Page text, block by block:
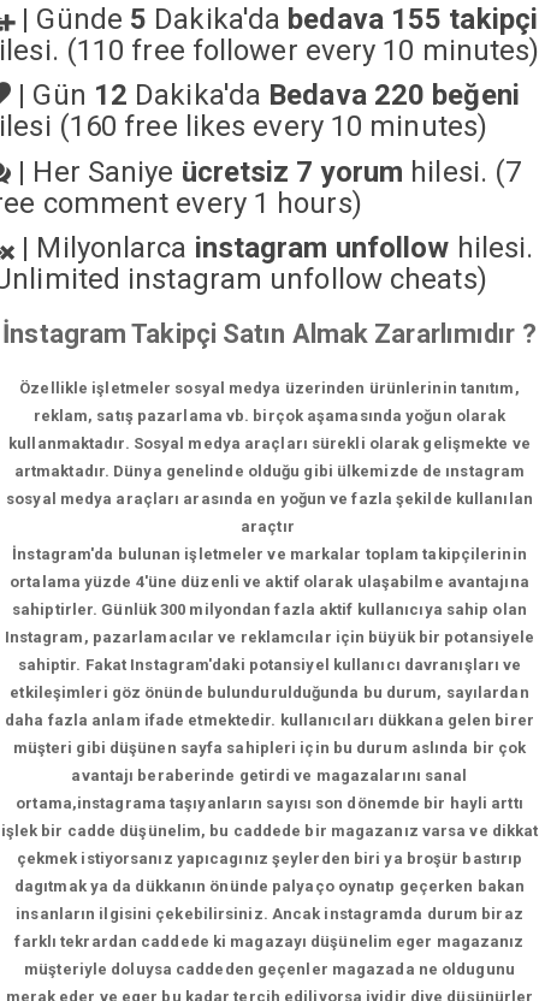
| Günde 5 Dakika'da bedava 155 takipçi
(110 free follower every 10 minutes)
| Gün 12 Dakika'da Bedava 220 beğeni
(160 free likes every 10 minutes)
| Her Saniye ücretsiz 7 yorum hilesi. (7
comment every 1 hours)
| Milyonlarca instagram unfollow hilesi.
instagram unfollow cheats)
İnstagram Takipçi Satın Almak Zararlımıdır ?
Özellikle işletmeler sosyal medya üzerinden ürünlerinin tanıtım,
reklam, satış pazarlama vb. birçok aşamasında yoğun olarak
kullanmaktadır. Sosyal medya araçları sürekli olarak gelişmekte ve
artmaktadır. Dünya genelinde olduğu gibi ülkemizde de ınstagram
sosyal medya araçları arasında en yoğun ve fazla şekilde kullanılan
araçtır
İnstagram'da bulunan işletmeler ve markalar toplam takipçilerinin
ortalama yüzde 4'üne düzenli ve aktif olarak ulaşabilme avantajına
sahiptirler. Günlük 300 milyondan fazla aktif kullanıcıya sahip olan
Instagram, pazarlamacılar ve reklamcılar için büyük bir potansiyele
sahiptir. Fakat Instagram'daki potansiyel kullanıcı davranışları ve
etkileşimleri göz önünde bulundurulduğunda bu durum, sayılardan
daha fazla anlam ifade etmektedir. kullanıcıları dükkana gelen birer
müşteri gibi düşünen sayfa sahipleri için bu durum aslında bir çok
avantajı beraberinde getirdi ve magazalarını sanal
ortama,instagrama taşıyanların sayısı son dönemde bir hayli arttı
işlek bir cadde düşünelim, bu caddede bir magazanız varsa ve dikkat
çekmek istiyorsanız yapıcagınız şeylerden biri ya broşür bastırıp
dagıtmak ya da dükkanın önünde palyaço oynatıp geçerken bakan
insanların ilgisini çekebilirsiniz. Ancak instagramda durum biraz
farklı tekrardan caddede ki magazayı düşünelim eger magazanız
müşteriyle doluysa caddeden geçenler magazada ne oldugunu
merak eder ve eger bu kadar tercih ediliyorsa iyidir diye düşünürler